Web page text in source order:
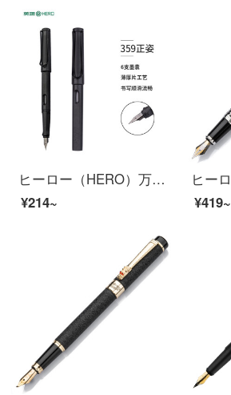
ヒーロー（HERO）万年筆359正姿研砂EF先の薄い薄肉の工芸学生の習字万年筆
¥214~
¥419~